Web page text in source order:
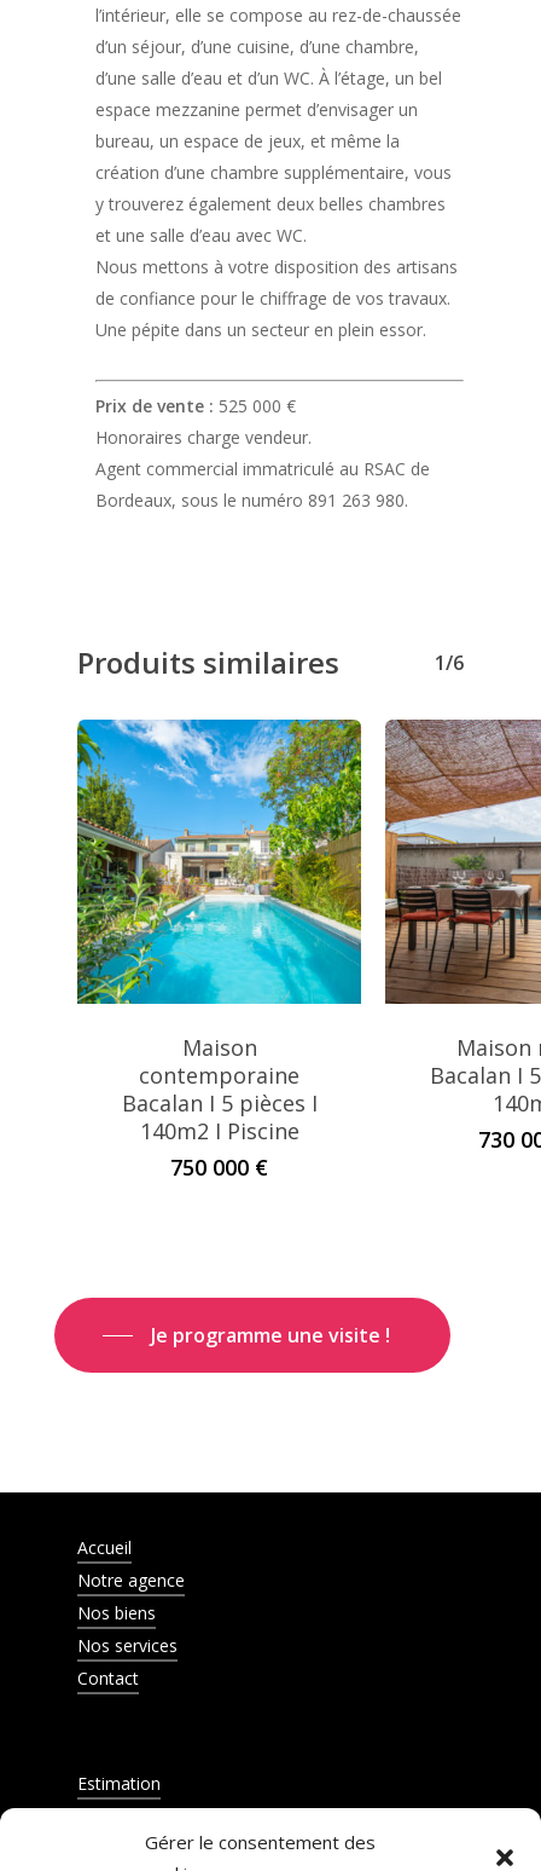
Gérer le consentement des
l’intérieur, elle se compose au rez-de-chaussée
d’un séjour, d’une cuisine, d’une chambre,
d’une salle d’eau et d’un WC. À l’étage, un bel
espace mezzanine permet d’envisager un
bureau, un espace de jeux, et même la
création d’une chambre supplémentaire, vous
y trouverez également deux belles chambres
et une salle d’eau avec WC.
Nous mettons à votre disposition des artisans
de confiance pour le chiffrage de vos travaux.
Une pépite dans un secteur en plein essor.
Prix de vente : 525 000 €
Honoraires charge vendeur.
Agent commercial immatriculé au RSAC de
Bordeaux, sous le numéro 891 263 980.
Produits similaires 1/6
Maison
contemporaine
Bacalan I 5 pièces I
140m2 I Piscine
750 000 €
Maison
Bacalan I
730
Je programme une visite !
Accueil
Notre agence
Nos biens
Nos services
Contact
Estimation
Mentions légales